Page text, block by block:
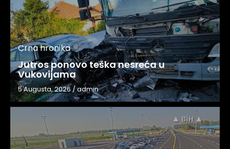
Crna hronika
Jutros ponovo teška nesreća u
Vukovijama
5 Augusta, 2026/admin